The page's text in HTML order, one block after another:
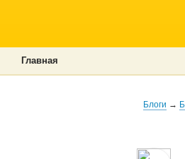
Главная
Блоги →